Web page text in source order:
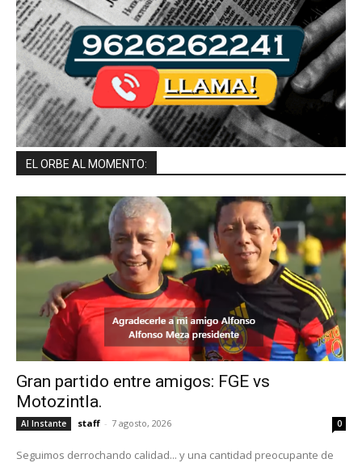
EL ORBE AL MOMENTO:
Gran partido entre amigos: FGE vs
Motozintla.
Al Instante staff - 7 agosto, 2026 0
Seguimos derrochando calidad... y una cantidad preocupante de